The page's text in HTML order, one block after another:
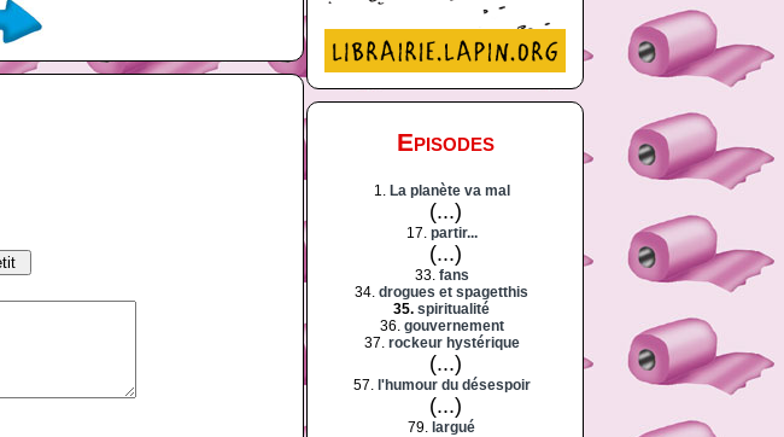
Episodes
1. La planète va mal
(...)
17. partir...
(...)
33. fans
34. drogues et spagetthis
35. spiritualité
36. gouvernement
37. rockeur hystérique
(...)
57. l'humour du désespoir
(...)
79. largué